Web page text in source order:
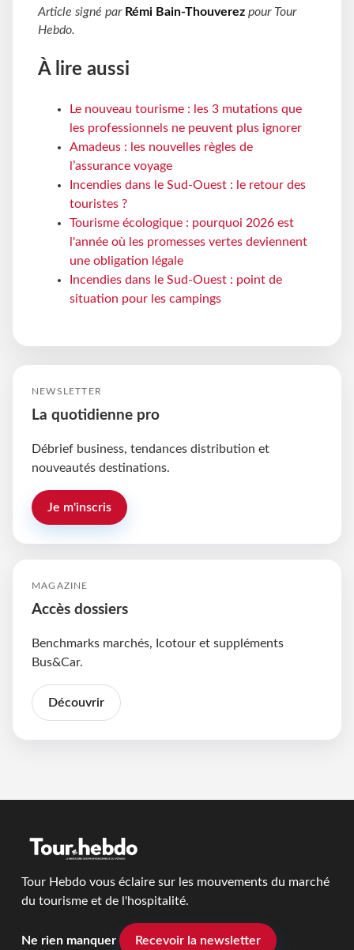
Article signé par Rémi Bain-Thouverez pour Tour
Hebdo.
À lire aussi
Le nouveau tourisme : les 3 mutations que
les professionnels ne peuvent plus ignorer
Amadeus : les nouvelles règles de
l’assurance voyage
Incendies dans le Sud-Ouest : le retour des
touristes ?
Tourisme écologique : pourquoi 2026 est
l'année où les promesses vertes deviennent
une obligation légale
Incendies dans le Sud-Ouest : point de
situation pour les campings
NEWSLETTER
La quotidienne pro
Débrief business, tendances distribution et
nouveautés destinations.
Je m'inscris
MAGAZINE
Accès dossiers
Benchmarks marchés, Icotour et suppléments
Bus&Car.
Découvrir
Tour Hebdo vous éclaire sur les mouvements du marché
du tourisme et de l'hospitalité.
Ne rien manquer Recevoir la newsletter